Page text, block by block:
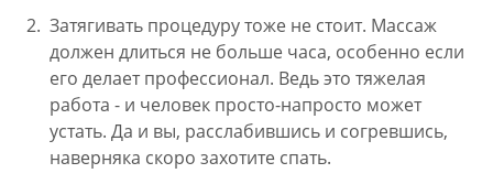
Затягивать процедуру тоже не стоит. Массаж
должен длиться не больше часа, особенно если
его делает профессионал. Ведь это тяжелая
работа - и человек просто-напросто может
устать. Да и вы, расслабившись и согревшись,
наверняка скоро захотите спать.